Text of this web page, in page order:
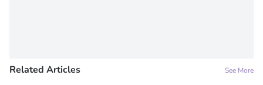
Related Articles See More